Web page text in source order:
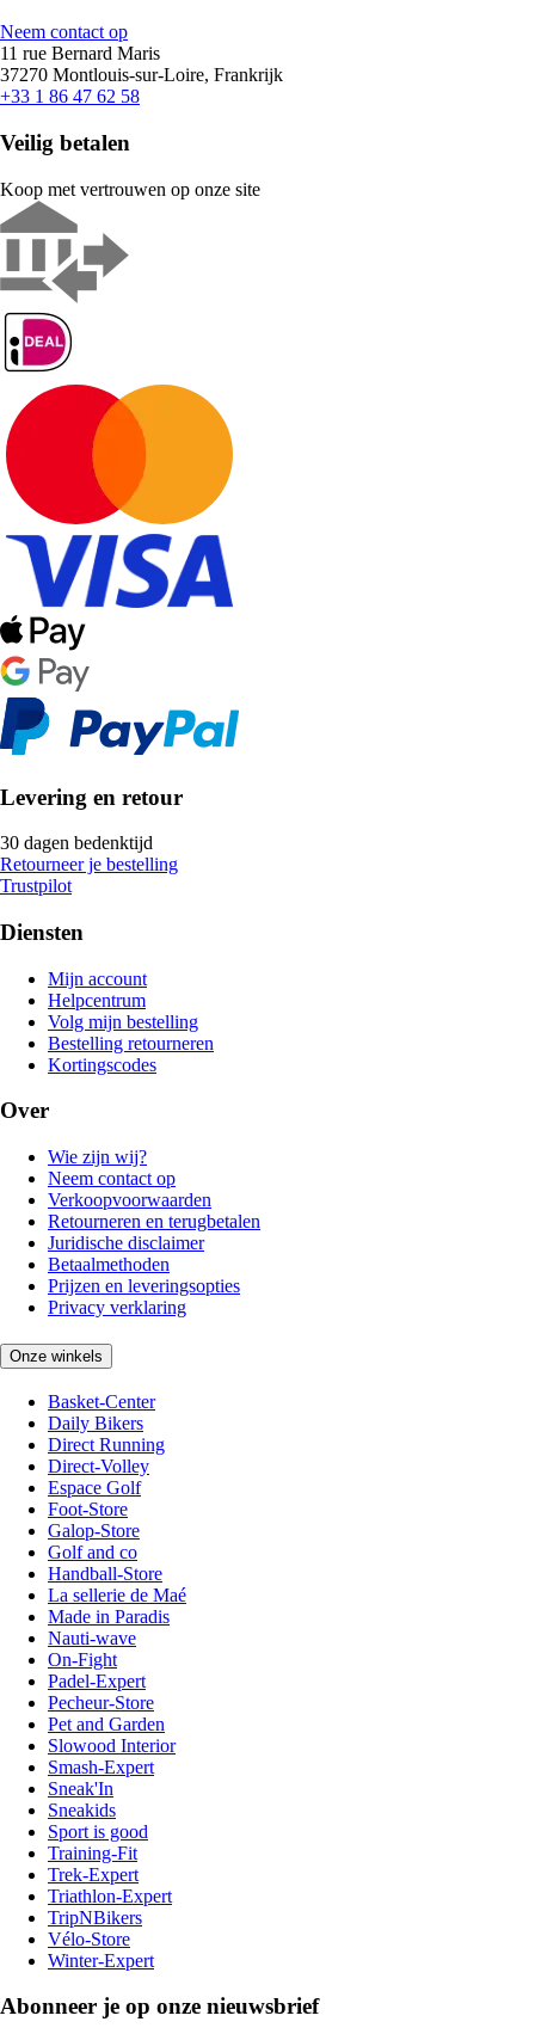
Neem contact op
11 rue Bernard Maris
37270 Montlouis-sur-Loire, Frankrijk
+33 1 86 47 62 58
Veilig betalen
Koop met vertrouwen op onze site
Levering en retour
30 dagen bedenktijd
Retourneer je bestelling
Trustpilot
Diensten
Mijn account
Helpcentrum
Volg mijn bestelling
Bestelling retourneren
Kortingscodes
Over
Wie zijn wij?
Neem contact op
Verkoopvoorwaarden
Retourneren en terugbetalen
Juridische disclaimer
Betaalmethoden
Prijzen en leveringsopties
Privacy verklaring
Onze winkels
Basket-Center
Daily Bikers
Direct Running
Direct-Volley
Espace Golf
Foot-Store
Galop-Store
Golf and co
Handball-Store
La sellerie de Maé
Made in Paradis
Nauti-wave
On-Fight
Padel-Expert
Pecheur-Store
Pet and Garden
Slowood Interior
Smash-Expert
Sneak'In
Sneakids
Sport is good
Training-Fit
Trek-Expert
Triathlon-Expert
TripNBikers
Vélo-Store
Winter-Expert
Abonneer je op onze nieuwsbrief